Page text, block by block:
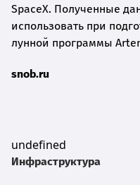
SpaceX. Полученные
использовать при
лунной программы
snob.ru
undefined
Инфраструктура